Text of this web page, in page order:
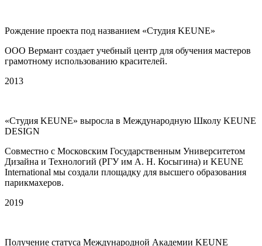
Рождение проекта под названием «Студия KEUNE»
ООО Вермант создает учебный центр для обучения мастеров
грамотному использованию красителей.
2013
«Студия KEUNE» выросла в Международную Школу KEUNE
DESIGN
Совместно с Московским Государственным Университетом
Дизайна и Технологий (РГУ им А. Н. Косыгина) и KEUNE
International мы создали площадку для высшего образования
парикмахеров.
2019
Получение статуса Международной Академии KEUNE